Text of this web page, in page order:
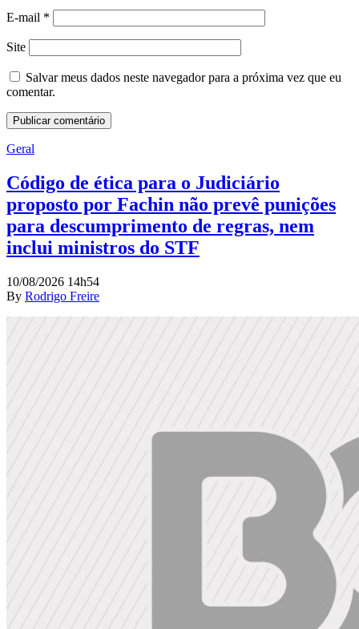
E-mail *
Site
Salvar meus dados neste navegador para a próxima vez que eu
comentar.
Geral
Código de ética para o Judiciário
proposto por Fachin não prevê punições
para descumprimento de regras, nem
inclui ministros do STF
10/08/2026 14h54
By Rodrigo Freire